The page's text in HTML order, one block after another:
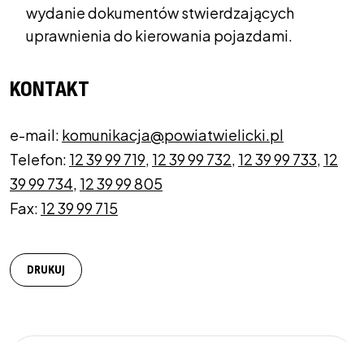
wydanie dokumentów stwierdzających
uprawnienia do kierowania pojazdami.
KONTAKT
e-mail: komunikacja@powiatwielicki.pl
Telefon: 12 39 99 719, 12 39 99 732, 12 39 99 733, 12
39 99 734, 12 39 99 805
Fax: 12 39 99 715
DRUKUJ